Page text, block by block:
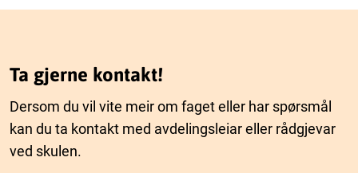
Ta gjerne kontakt!
Dersom du vil vite meir om faget eller har spørsmål
kan du ta kontakt med avdelingsleiar eller rådgjevar
ved skulen.